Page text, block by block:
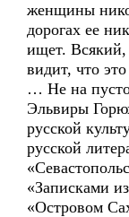
женщины
дорогах ее
ищет. Всякий,
видит, что
… Не на
Эльвиры
русской
русской
«Записками
«Островом